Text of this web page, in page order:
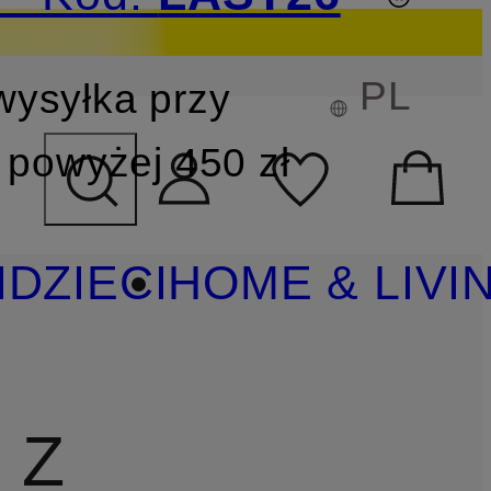
przy
450 zł
PL
DZIECIHOME &
Z